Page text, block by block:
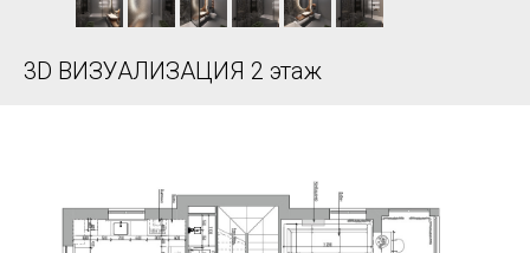
3D ВИЗУАЛИЗАЦИЯ 2 этаж